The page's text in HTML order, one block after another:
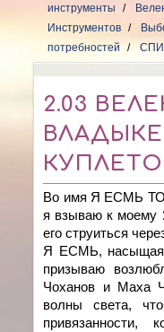
инструменты
Инструментов
потребностей
2.03
Во имя Я ЕСМЬ
я взываю к
его струиться
Я ЕСМЬ, насыщая
призываю
Чоханов и Маха
волны света,